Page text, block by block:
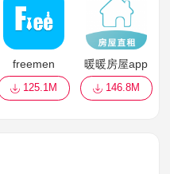
freemen
125.1M
暖暖房屋app
146.8M